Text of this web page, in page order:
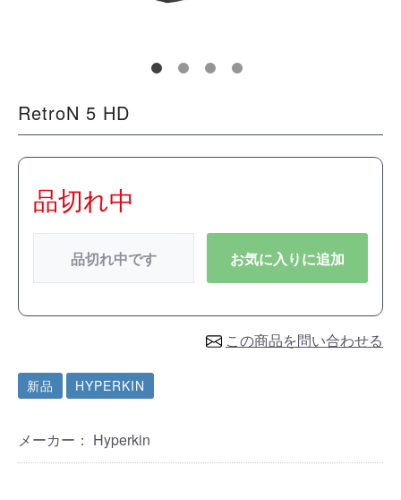
RetroN 5 HD
品切れ中
品切れ中です お気に入りに追加
この商品を問い合わせる
新品 HYPERKIN
メーカー： Hyperkin